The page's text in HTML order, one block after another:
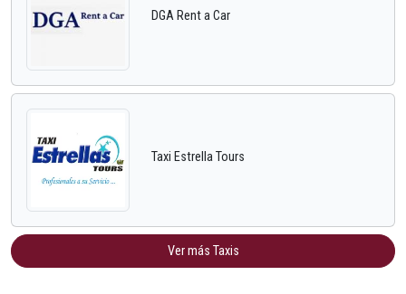
DGA Rent a Car
Taxi Estrella Tours
Ver más Taxis